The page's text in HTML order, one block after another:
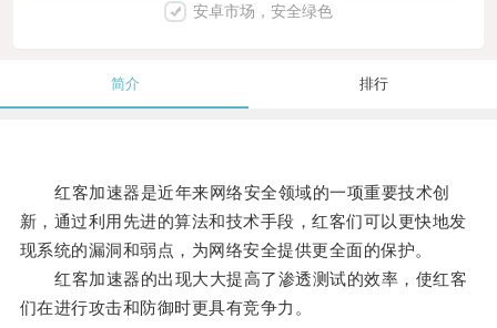
安卓市场，安全绿色
简介 排行
红客加速器是近年来网络安全领域的一项重要技术创
新，通过利用先进的算法和技术手段，红客们可以更快地发
现系统的漏洞和弱点，为网络安全提供更全面的保护。
红客加速器的出现大大提高了渗透测试的效率，使红客
们在进行攻击和防御时更具有竞争力。